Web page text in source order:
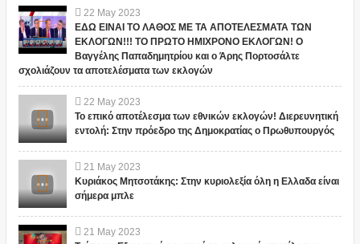
22 May 2023
ΕΔΩ ΕΙΝΑΙ ΤΟ ΛΑΘΟΣ ΜΕ ΤΑ ΑΠΟΤΕΛΕΣΜΑΤΑ ΤΩΝ
ΕΚΛΟΓΩΝ!!! ΤΟ ΠΡΩΤΟ ΗΜΙΧΡΟΝΟ ΕΚΛΟΓΩΝ! Ο
Βαγγέλης Παπαδημητρίου και ο Άρης Πορτοσάλτε
σχολιάζουν τα αποτελέσματα των εκλογών
22 May 2023
Το επικό αποτέλεσμα των εθνικών εκλογών! Διερευνητική
εντολή: Στην πρόεδρο της Δημοκρατίας ο Πρωθυπουργός
21 May 2023
Κυριάκος Μητσοτάκης: Στην κυριολεξία όλη η Ελλαδα είναι
σήμερα μπλε
21 May 2023